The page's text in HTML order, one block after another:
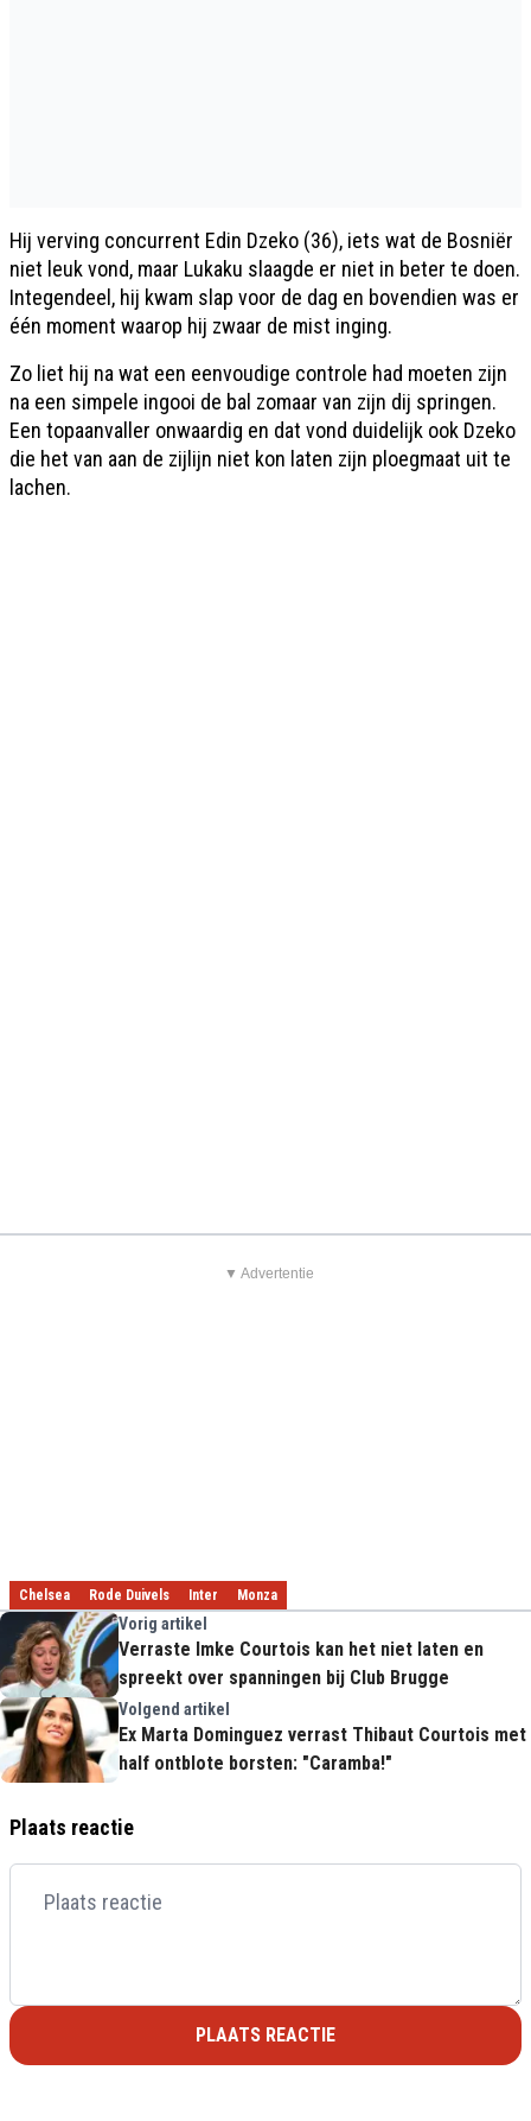
Hij verving concurrent Edin Dzeko (36), iets wat de Bosniër
niet leuk vond, maar Lukaku slaagde er niet in beter te doen.
Integendeel, hij kwam slap voor de dag en bovendien was er
één moment waarop hij zwaar de mist inging.
Zo liet hij na wat een eenvoudige controle had moeten zijn
na een simpele ingooi de bal zomaar van zijn dij springen.
Een topaanvaller onwaardig en dat vond duidelijk ook Dzeko
die het van aan de zijlijn niet kon laten zijn ploegmaat uit te
lachen.
▼ Advertentie
Chelsea Rode Duivels Inter Monza
Vorig artikel
Verraste Imke Courtois kan het niet laten en
spreekt over spanningen bij Club Brugge
Volgend artikel
Ex Marta Dominguez verrast Thibaut Courtois met
half ontblote borsten: "Caramba!"
Plaats reactie
PLAATS REACTIE